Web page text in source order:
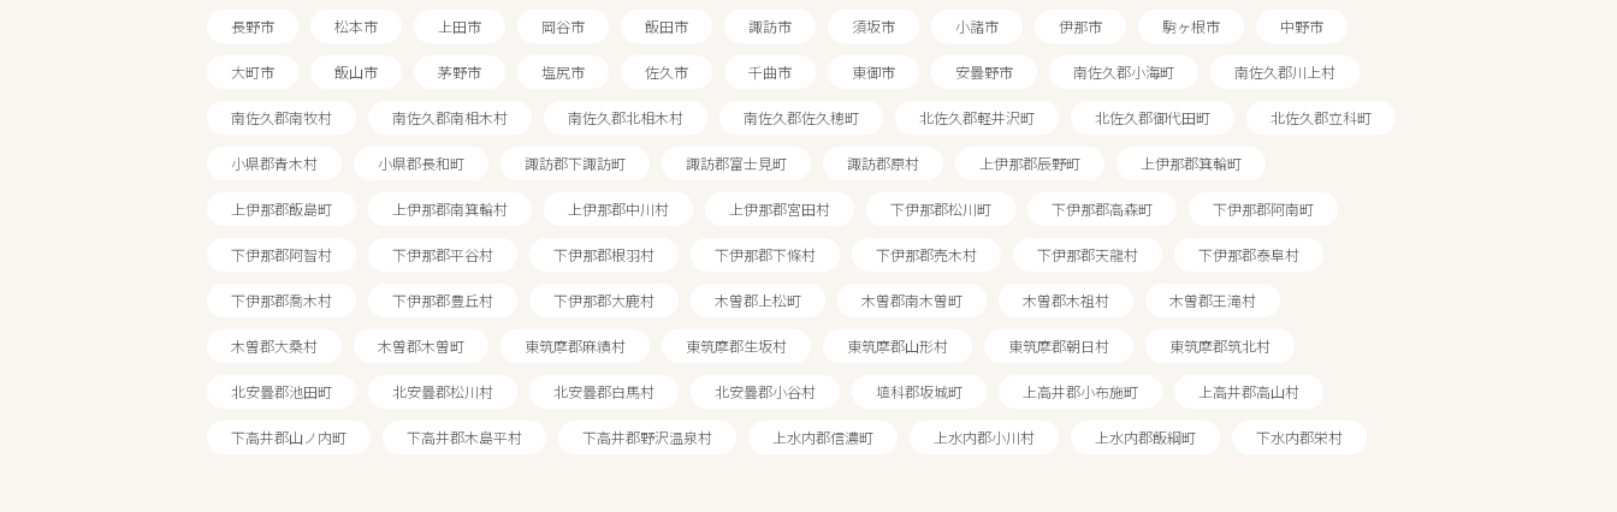
長野市 松本市 上田市 岡谷市 飯田市 諏訪市 須坂市 小諸市 伊那市 駒ヶ根市 中野市
大町市 飯山市 茅野市 塩尻市 佐久市 千曲市 東御市 安曇野市 南佐久郡小海町 南佐久郡川上村
南佐久郡南牧村 南佐久郡南相木村 南佐久郡北相木村 南佐久郡佐久穂町 北佐久郡軽井沢町 北佐久郡御代田町 北佐久郡立科町
小県郡青木村 小県郡長和町 諏訪郡下諏訪町 諏訪郡富士見町 諏訪郡原村 上伊那郡辰野町 上伊那郡箕輪町
上伊那郡飯島町 上伊那郡南箕輪村 上伊那郡中川村 上伊那郡宮田村 下伊那郡松川町 下伊那郡高森町 下伊那郡阿南町
下伊那郡阿智村 下伊那郡平谷村 下伊那郡根羽村 下伊那郡下條村 下伊那郡売木村 下伊那郡天龍村 下伊那郡泰阜村
下伊那郡喬木村 下伊那郡豊丘村 下伊那郡大鹿村 木曽郡上松町 木曽郡南木曽町 木曽郡木祖村 木曽郡王滝村
木曽郡大桑村 木曽郡木曽町 東筑摩郡麻績村 東筑摩郡生坂村 東筑摩郡山形村 東筑摩郡朝日村 東筑摩郡筑北村
北安曇郡池田町 北安曇郡松川村 北安曇郡白馬村 北安曇郡小谷村 埴科郡坂城町 上高井郡小布施町 上高井郡高山村
下高井郡山ノ内町 下高井郡木島平村 下高井郡野沢温泉村 上水内郡信濃町 上水内郡小川村 上水内郡飯綱町 下水内郡栄村